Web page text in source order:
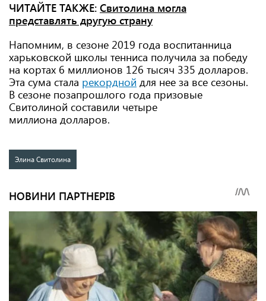
ЧИТАЙТЕ ТАКЖЕ: Свитолина могла
представлять другую страну
Напомним, в сезоне 2019 года воспитанница
харьковской школы тенниса получила за победу
на кортах 6 миллионов 126 тысяч 335 долларов.
Эта сума стала рекордной для нее за все сезоны.
В сезоне позапрошлого года призовые
Свитолиной составили четыре
миллиона долларов.
Элина Свитолина